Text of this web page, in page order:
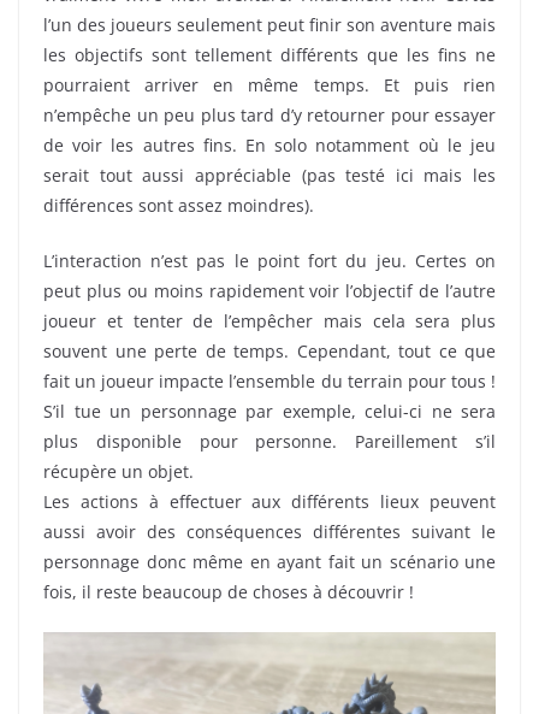
l’un des joueurs seulement peut finir son aventure mais
les objectifs sont tellement différents que les fins ne
pourraient arriver en même temps. Et puis rien
n’empêche un peu plus tard d’y retourner pour essayer
de voir les autres fins. En solo notamment où le jeu
serait tout aussi appréciable (pas testé ici mais les
différences sont assez moindres).
L’interaction n’est pas le point fort du jeu. Certes on
peut plus ou moins rapidement voir l’objectif de l’autre
joueur et tenter de l’empêcher mais cela sera plus
souvent une perte de temps. Cependant, tout ce que
fait un joueur impacte l’ensemble du terrain pour tous !
S’il tue un personnage par exemple, celui-ci ne sera
plus disponible pour personne. Pareillement s’il
récupère un objet.
Les actions à effectuer aux différents lieux peuvent
aussi avoir des conséquences différentes suivant le
personnage donc même en ayant fait un scénario une
fois, il reste beaucoup de choses à découvrir !